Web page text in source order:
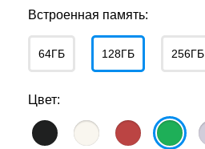
Встроенная память:
64ГБ 128ГБ 256ГБ
Цвет: